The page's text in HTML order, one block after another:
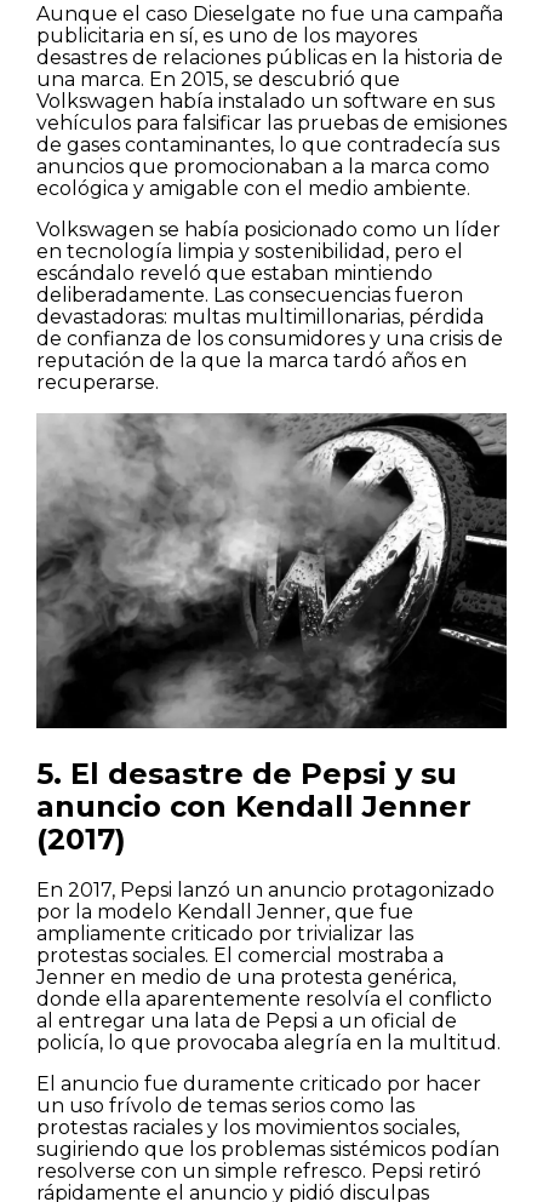
Aunque el caso Dieselgate no fue una campaña
publicitaria en sí, es uno de los mayores
desastres de relaciones públicas en la historia de
una marca. En 2015, se descubrió que
Volkswagen había instalado un software en sus
vehículos para falsificar las pruebas de emisiones
de gases contaminantes, lo que contradecía sus
anuncios que promocionaban a la marca como
ecológica y amigable con el medio ambiente.
Volkswagen se había posicionado como un líder
en tecnología limpia y sostenibilidad, pero el
escándalo reveló que estaban mintiendo
deliberadamente. Las consecuencias fueron
devastadoras: multas multimillonarias, pérdida
de confianza de los consumidores y una crisis de
reputación de la que la marca tardó años en
recuperarse.
5. El desastre de Pepsi y su
anuncio con Kendall Jenner
(2017)
En 2017, Pepsi lanzó un anuncio protagonizado
por la modelo Kendall Jenner, que fue
ampliamente criticado por trivializar las
protestas sociales. El comercial mostraba a
Jenner en medio de una protesta genérica,
donde ella aparentemente resolvía el conflicto
al entregar una lata de Pepsi a un oficial de
policía, lo que provocaba alegría en la multitud.
El anuncio fue duramente criticado por hacer
un uso frívolo de temas serios como las
protestas raciales y los movimientos sociales,
sugiriendo que los problemas sistémicos podían
resolverse con un simple refresco. Pepsi retiró
rápidamente el anuncio y pidió disculpas